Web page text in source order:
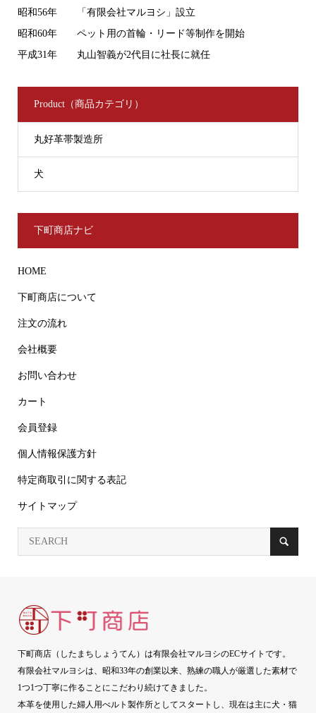
昭和56年
「有限会社マルヨシ」設立
昭和60年
ペット用の首輪・リード等制作を開始
平成31年
丸山智義が2代目に社長に就任
Product（商品カテゴリ）
丸好革帯製造所
犬
下町商店ナビ
HOME
下町商店について
注文の流れ
会社概要
お問い合わせ
カート
会員登録
個人情報保護方針
特定商取引に関する表記
サイトマップ
下町商店（したまちしょうてん）は有限会社マルヨシのECサイトです。
有限会社マルヨシは、昭和33年の創業以来、熟練の職人が厳選した素材で
1つ1つ丁寧に作ることにこだわり続けてきました。
本革を使用した婦人用べルト製作所としてスタートし、現在は主に犬・猫